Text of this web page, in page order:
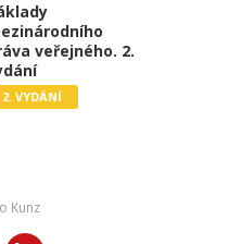
veřejného. 2.
2. VYDÁNÍ
Kunz